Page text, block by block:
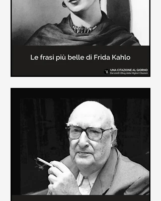
messaggio più significativo: le cose
più importanti della vita (...)
In questa pagina sono raccolte le
frasi più belle di Frida Kahlo
sull'amore e sulla vita.